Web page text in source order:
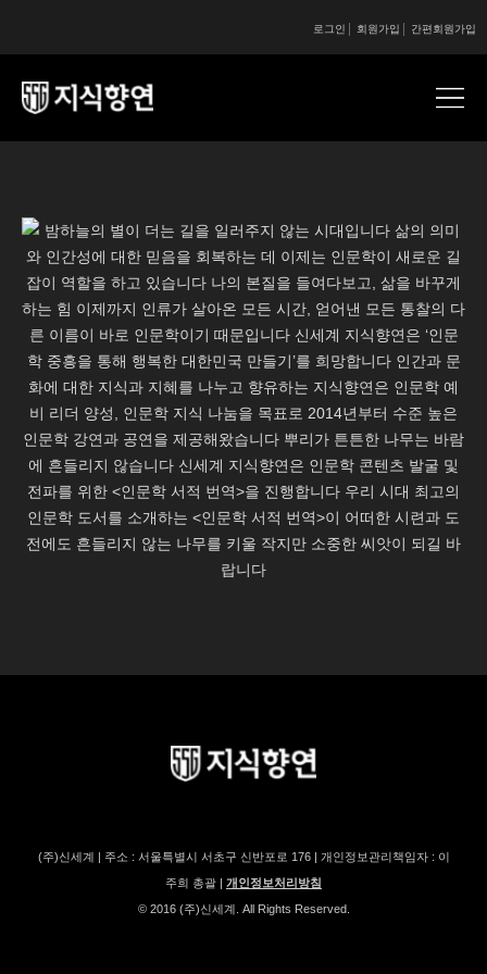
간편회원가입
회원가입
로그인
(주)신세계 | 주소 : 서울특별시 서초구 신반포로 176 | 개인정보관리책임자 : 이
주희 총괄 | 개인정보처리방침